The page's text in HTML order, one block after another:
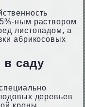
ным раствором
листопадом, а
абрикосовых
в саду
деревьев
кроны